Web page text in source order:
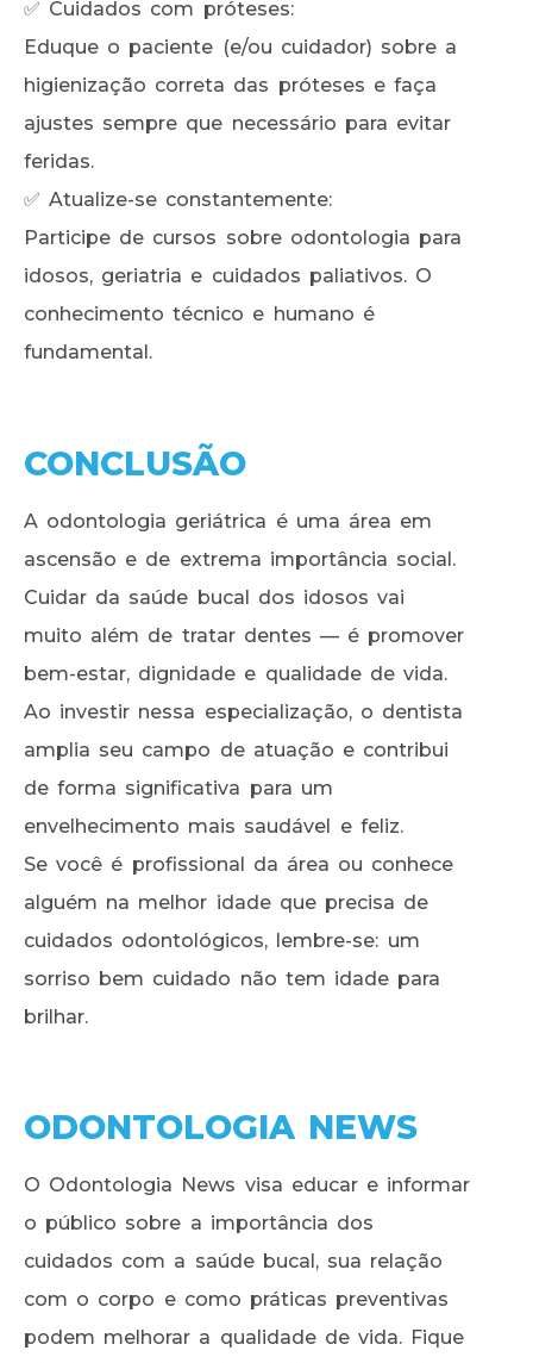
✅ Cuidados com próteses:
Eduque o paciente (e/ou cuidador) sobre a
higienização correta das próteses e faça
ajustes sempre que necessário para evitar
feridas.
✅ Atualize-se constantemente:
Participe de cursos sobre odontologia para
idosos, geriatria e cuidados paliativos. O
conhecimento técnico e humano é
fundamental.
CONCLUSÃO
A odontologia geriátrica é uma área em
ascensão e de extrema importância social.
Cuidar da saúde bucal dos idosos vai
muito além de tratar dentes — é promover
bem-estar, dignidade e qualidade de vida.
Ao investir nessa especialização, o dentista
amplia seu campo de atuação e contribui
de forma significativa para um
envelhecimento mais saudável e feliz.
Se você é profissional da área ou conhece
alguém na melhor idade que precisa de
cuidados odontológicos, lembre-se: um
sorriso bem cuidado não tem idade para
brilhar.
ODONTOLOGIA NEWS
O Odontologia News visa educar e informar
o público sobre a importância dos
cuidados com a saúde bucal, sua relação
com o corpo e como práticas preventivas
podem melhorar a qualidade de vida. Fique